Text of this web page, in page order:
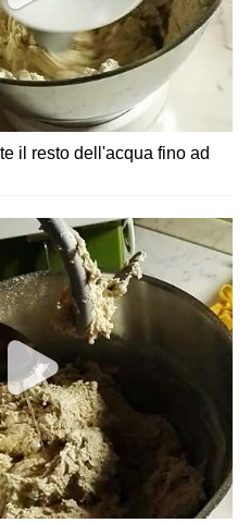
il resto dell'acqua fino ad